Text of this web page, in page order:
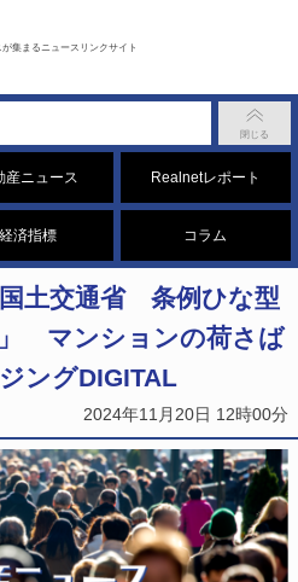
集まるニュースリンクサイト
産ニュース Realnetレポート
経済指標 コラム
国土交通省 条例ひな型
マンションの荷さば
ングDIGITAL
2024年11月20日 12時00分